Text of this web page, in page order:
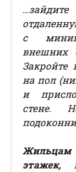
с
внешних
Закройте
на пол
и
стене.
этажек,